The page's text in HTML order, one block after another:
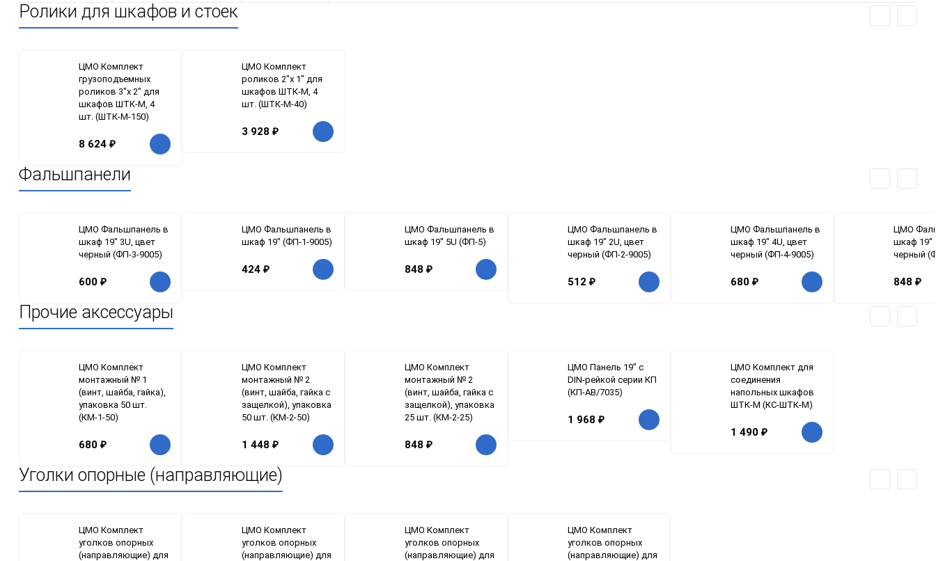
Ролики для шкафов и стоек
ЦМО Комплект
грузоподъемных
роликов 3"x 2" для
шкафов ШТК-М, 4
шт. (ШТК-М-150)
8 624 ₽
ЦМО Комплект
роликов 2"x 1" для
шкафов ШТК-М, 4
шт. (ШТК-М-40)
3 928 ₽
Фальшпанели
ЦМО Фальшпанель в
шкаф 19" 3U, цвет
черный (ФП-3-9005)
600 ₽
ЦМО Фальшпанель в
шкаф 19" (ФП-1-9005)
424 ₽
ЦМО Фальшпанель в
шкаф 19" 5U (ФП-5)
848 ₽
ЦМО Фальшпанель в
шкаф 19" 2U, цвет
черный (ФП-2-9005)
512 ₽
ЦМО Фальшпанель в
шкаф 19" 4U, цвет
черный (ФП-4-9005)
680 ₽
ЦМО
шкаф 19"
черный
848 ₽
Прочие аксессуары
ЦМО Комплект
монтажный № 1
(винт, шайба, гайка),
упаковка 50 шт.
(КМ-1-50)
680 ₽
ЦМО Комплект
монтажный № 2
(винт, шайба, гайка с
защелкой), упаковка
50 шт. (КМ-2-50)
1 448 ₽
ЦМО Комплект
монтажный № 2
(винт, шайба, гайка с
защелкой), упаковка
25 шт. (КМ-2-25)
848 ₽
ЦМО Панель 19" с
DIN-рейкой серии КП
(КП-АВ/7035)
1 968 ₽
ЦМО Комплект для
соединения
напольных шкафов
ШТК-М (КС-ШТК-М)
1 490 ₽
Уголки опорные (направляющие)
ЦМО Комплект
уголков опорных
(направляющие) для
ЦМО Комплект
уголков опорных
(направляющие) для
ЦМО Комплект
уголков опорных
(направляющие) для
ЦМО Комплект
уголков опорных
(направляющие) для